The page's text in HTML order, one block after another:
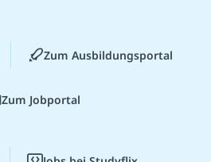
Zum Ausbildungsportal
Zum Jobportal